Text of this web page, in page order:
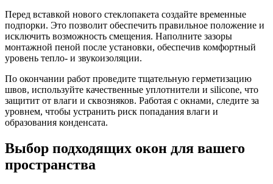
Перед вставкой нового стеклопакета создайте временные
подпорки. Это позволит обеспечить правильное положение и
исключить возможность смещения. Наполните зазоры
монтажной пеной после установки, обеспечив комфортный
уровень тепло- и звукоизоляции.
По окончании работ проведите тщательную герметизацию
швов, используйте качественные уплотнители и silicone, что
защитит от влаги и сквозняков. Работая с окнами, следите за
уровнем, чтобы устранить риск попадания влаги и
образования конденсата.
Выбор подходящих окон для вашего
пространства